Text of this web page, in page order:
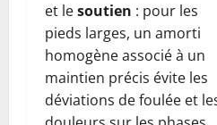
et lesoutien : pour les
pieds larges, un amorti
homogène associé à un
maintien précis évite les
déviations de foulée et